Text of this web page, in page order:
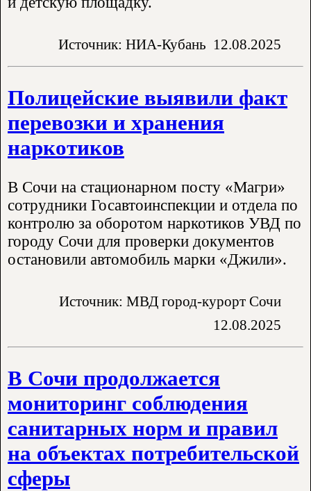
Источник: НИА-Кубань 12.08.2025
Полицейские выявили факт
перевозки и хранения
наркотиков
В Сочи на стационарном посту «Магри»
сотрудники Госавтоинспекции и отдела по
контролю за оборотом наркотиков УВД по
городу Сочи для проверки документов
остановили автомобиль марки «Джили».
Источник: МВД город-курорт Сочи
12.08.2025
В Сочи продолжается
мониторинг соблюдения
санитарных норм и правил
на объектах потребительской
сферы